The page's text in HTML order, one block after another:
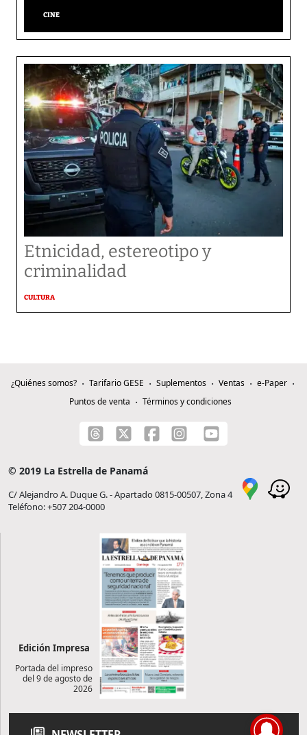
CINE
Etnicidad, estereotipo y
criminalidad
CULTURA
¿Quiénes somos? Tarifario GESE Suplementos Ventas
e-Paper
Puntos de venta
Términos y condiciones
© 2019 La Estrella de Panamá
C/ Alejandro A. Duque G. - Apartado 0815-00507, Zona 4
Teléfono: +507 204-0000
Edición Impresa
Portada del impreso
del 9 de agosto de
2026